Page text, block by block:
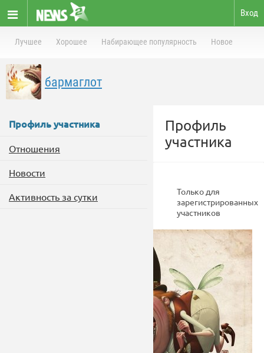
Вход
Лучшее Хорошее Набирающее популярность Новое
бармаглот
Профиль участника
Отношения
Новости
Активность за сутки
Профиль
участника
Только для
зарегистрированных
участников